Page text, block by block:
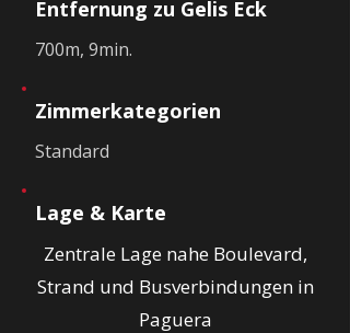
Entfernung zu Gelis Eck
700m, 9min.
Zimmerkategorien
Standard
Lage & Karte
Zentrale Lage nahe Boulevard,
Strand und Busverbindungen in
Paguera